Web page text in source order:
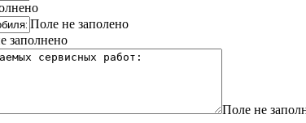
Поле не заполено
заполнено
Поле не